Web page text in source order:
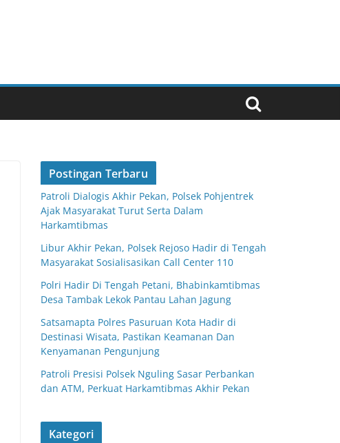
Postingan Terbaru
Patroli Dialogis Akhir Pekan, Polsek Pohjentrek
Ajak Masyarakat Turut Serta Dalam
Harkamtibmas
Libur Akhir Pekan, Polsek Rejoso Hadir di Tengah
Masyarakat Sosialisasikan Call Center 110
Polri Hadir Di Tengah Petani, Bhabinkamtibmas
Desa Tambak Lekok Pantau Lahan Jagung
Satsamapta Polres Pasuruan Kota Hadir di
Destinasi Wisata, Pastikan Keamanan Dan
Kenyamanan Pengunjung
Patroli Presisi Polsek Nguling Sasar Perbankan
dan ATM, Perkuat Harkamtibmas Akhir Pekan
Kategori